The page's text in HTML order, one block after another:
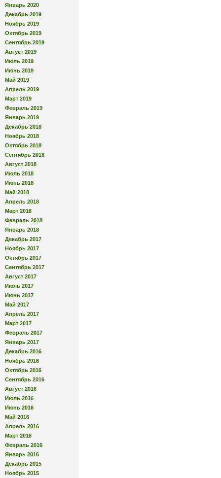
Январь 2020
Декабрь 2019
Ноябрь 2019
Октябрь 2019
Сентябрь 2019
Август 2019
Июль 2019
Июнь 2019
Май 2019
Апрель 2019
Март 2019
Февраль 2019
Январь 2019
Декабрь 2018
Ноябрь 2018
Октябрь 2018
Сентябрь 2018
Август 2018
Июль 2018
Июнь 2018
Май 2018
Апрель 2018
Март 2018
Февраль 2018
Январь 2018
Декабрь 2017
Ноябрь 2017
Октябрь 2017
Сентябрь 2017
Август 2017
Июль 2017
Июнь 2017
Май 2017
Апрель 2017
Март 2017
Февраль 2017
Январь 2017
Декабрь 2016
Ноябрь 2016
Октябрь 2016
Сентябрь 2016
Август 2016
Июль 2016
Июнь 2016
Май 2016
Апрель 2016
Март 2016
Февраль 2016
Январь 2016
Декабрь 2015
Ноябрь 2015